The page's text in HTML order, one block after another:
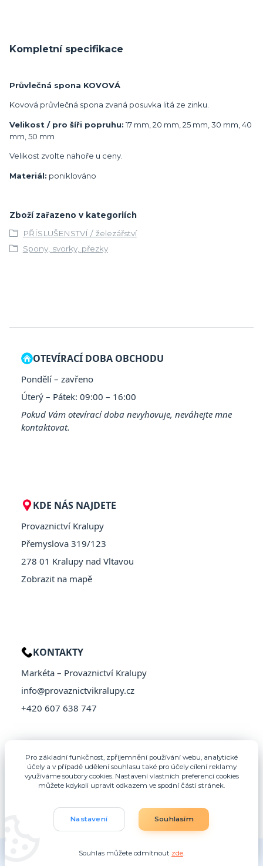
Kompletní specifikace
Průvlečná spona KOVOVÁ
Kovová průvlečná spona zvaná posuvka litá ze zinku.
Velikost / pro šíři popruhu: 17 mm, 20 mm, 25 mm, 30 mm, 40
mm, 50 mm
Velikost zvolte nahoře u ceny.
Materiál: poniklováno
Zboží zařazeno v kategoriích
PŘÍSLUŠENSTVÍ / železářství
Spony, svorky, přezky
OTEVÍRACÍ DOBA OBCHODU
Pondělí – zavřeno
Úterý – Pátek: 09:00 – 16:00
Pokud Vám otevírací doba nevyhovuje, neváhejte mne
kontaktovat.
KDE NÁS NAJDETE
Provaznictví Kralupy
Přemyslova 319/123
278 01 Kralupy nad Vltavou
Zobrazit na mapě
KONTAKTY
Markéta – Provaznictví Kralupy
info@provaznictvikralupy.cz
+420 607 638 747
© 2026 Provaznictví Kralupy – Všechna práva vyhrazena
Eshop-rychle.cz
Pro základní funkčnost, zpříjemnění používání webu, analytické
účely a v případě udělení souhlasu také pro účely cílení reklamy
využíváme soubory cookies. Nastavení vlastních preferencí cookies
můžete kdykoli upravit odkazem ve spodní části stránek.
Nastavení Souhlasím
Souhlas můžete odmítnout zde.